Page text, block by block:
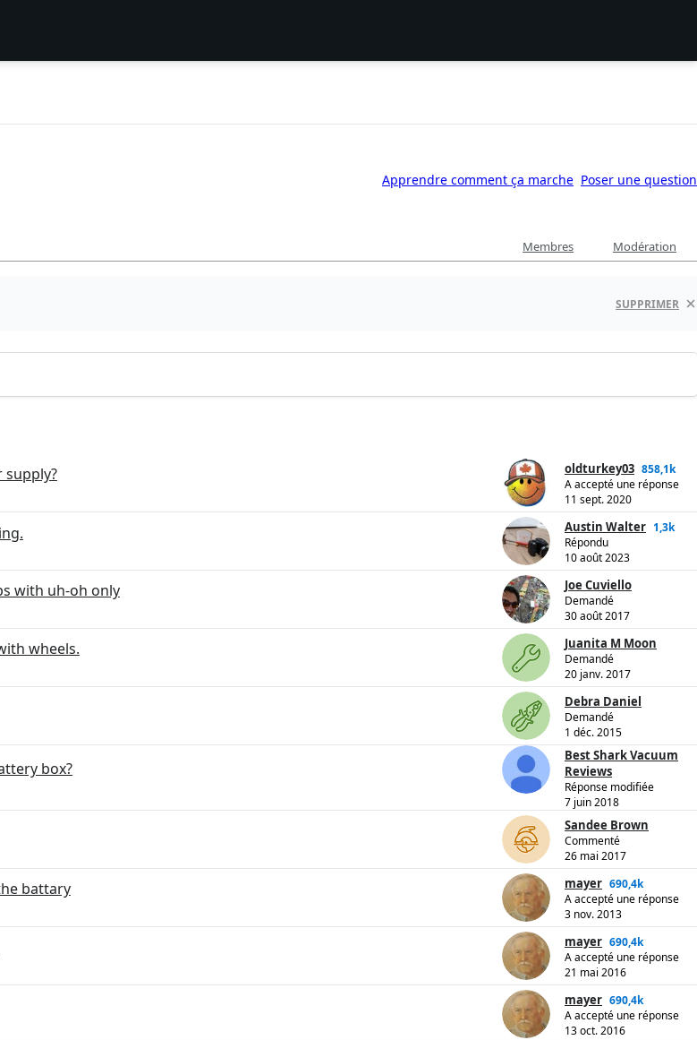
Apprendre comment ça marche Poser une question
Membres Modération
SUPPRIMER
supply? oldturkey03 858,1k
A accepté une réponse
11 sept. 2020
Austin Walter 1,3k
Répondu
10 août 2023
with uh-oh only Joe Cuviello
Demandé
30 août 2017
wheels. Juanita M Moon
Demandé
20 janv. 2017
Debra Daniel
Demandé
1 déc. 2015
box?
Best Shark Vacuum
Reviews
Réponse modifiée
7 juin 2018
Sandee Brown
Commenté
26 mai 2017
battary mayer 690,4k
A accepté une réponse
3 nov. 2013
mayer 690,4k
A accepté une réponse
21 mai 2016
mayer 690,4k
A accepté une réponse
13 oct. 2016